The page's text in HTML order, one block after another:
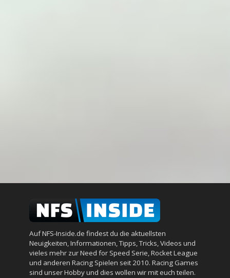
Auf NFS-Inside.de findest du die aktuellsten
Neuigkeiten, Informationen, Tipps, Tricks, Videos und
vieles mehr zur Need for Speed Serie, Rocket League
und anderen Racing Spielen seit 2010. Racing Games
sind unser Hobby und dies wollen wir mit euch teilen.